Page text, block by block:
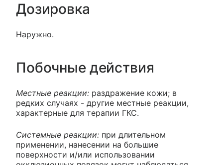
Дозировка
Наружно.
Побочные действия
Местные реакции: раздражение кожи; в
редких случаях - другие местные реакции,
характерные для терапии ГКС.
Системные реакции: при длительном
применении, нанесении на большие
поверхности и/или использовании